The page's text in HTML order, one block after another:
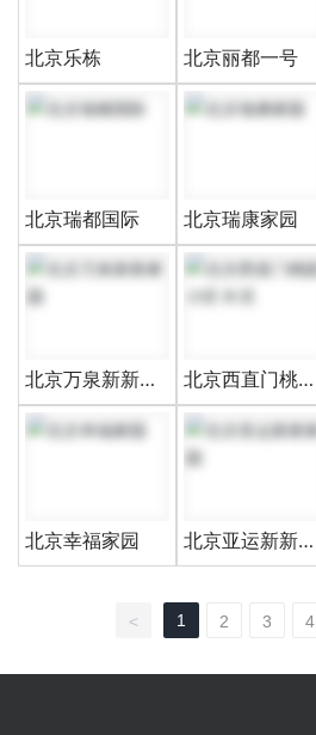
北京乐栋 北京丽都一号
北京瑞都国际 北京瑞康家园
北京万泉新新家
园
北京西直门桃园
小区 B 区
北京幸福家园
北京亚运新新家
< 1 2 3 4